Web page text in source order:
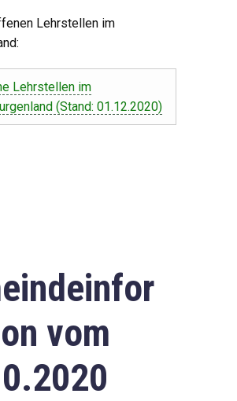
Lehrstellen im
Lehrstellen im
(Stand: 01.12.2020)
vom